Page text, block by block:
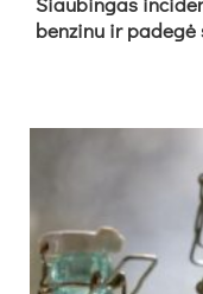
ben­zi­nu ir pa­de­gė